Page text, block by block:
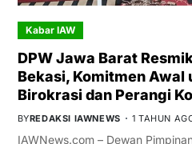
Kabar IAW
DPW Jawa Barat
Bekasi, Komitmen Awal
Birokrasi dan Perangi
BYREDAKSI IAWNEWS 1 TAHUN
IAWNews.com – Dewan